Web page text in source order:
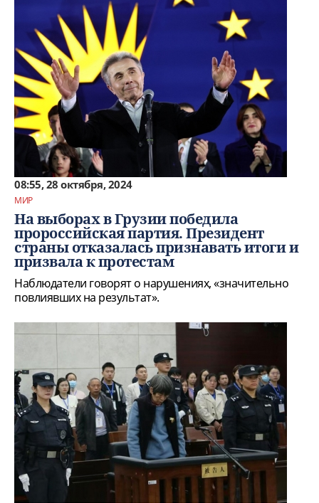
08:55, 28 октября, 2024
МИР
На выборах в Грузии победила
пророссийская партия. Президент
страны отказалась признавать итоги и
призвала к протестам
Наблюдатели говорят о нарушениях, «значительно
повлиявших на результат».